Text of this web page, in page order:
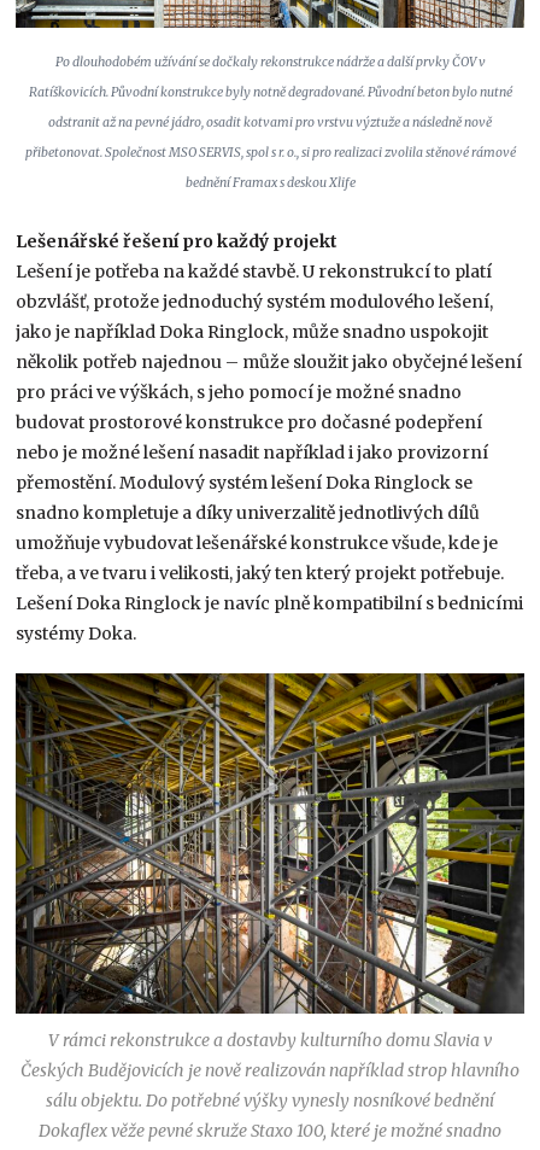
Po dlouhodobém užívání se dočkaly rekonstrukce nádrže a další prvky ČOV v
Ratíškovicích. Původní konstrukce byly notně degradované. Původní beton bylo nutné
odstranit až na pevné jádro, osadit kotvami pro vrstvu výztuže a následně nově
přibetonovat. Společnost MSO SERVIS, spol s r. o., si pro realizaci zvolila stěnové rámové
bednění Framax s deskou Xlife
Lešenářské řešení pro každý projekt
Lešení je potřeba na každé stavbě. U rekonstrukcí to platí
obzvlášť, protože jednoduchý systém modulového lešení,
jako je například Doka Ringlock, může snadno uspokojit
několik potřeb najednou – může sloužit jako obyčejné lešení
pro práci ve výškách, s jeho pomocí je možné snadno
budovat prostorové konstrukce pro dočasné podepření
nebo je možné lešení nasadit například i jako provizorní
přemostění. Modulový systém lešení Doka Ringlock se
snadno kompletuje a díky univerzalitě jednotlivých dílů
umožňuje vybudovat lešenářské konstrukce všude, kde je
třeba, a ve tvaru i velikosti, jaký ten který projekt potřebuje.
Lešení Doka Ringlock je navíc plně kompatibilní s bednicími
systémy Doka.
V rámci rekonstrukce a dostavby kulturního domu Slavia v
Českých Budějovicích je nově realizován například strop hlavního
sálu objektu. Do potřebné výšky vynesly nosníkové bednění
Dokaflex věže pevné skruže Staxo 100, které je možné snadno